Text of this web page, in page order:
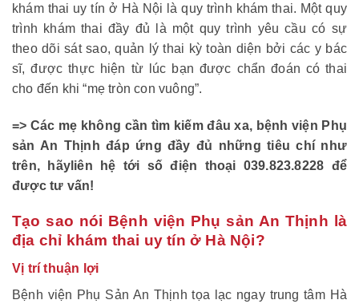
khám thai uy tín ở Hà Nội là quy trình khám thai. Một quy
trình khám thai đầy đủ là một quy trình yêu cầu có sự
theo dõi sát sao, quản lý thai kỳ toàn diện bởi các y bác
sĩ, được thực hiện từ lúc bạn được chẩn đoán có thai
cho đến khi “mẹ tròn con vuông”.
=> Các mẹ không cần tìm kiếm đâu xa, bệnh viện Phụ
sản An Thịnh đáp ứng đầy đủ những tiêu chí như
trên, hãyliên hệ tới số điện thoại 039.823.8228 để
được tư vấn!
Tạo sao nói Bệnh viện Phụ sản An Thịnh là
địa chỉ khám thai uy tín ở Hà Nội?
Vị trí thuận lợi
Bệnh viện Phụ Sản An Thịnh tọa lạc ngay trung tâm Hà